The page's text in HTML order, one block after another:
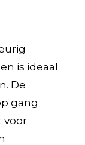
is ideaal
De
gang
voor